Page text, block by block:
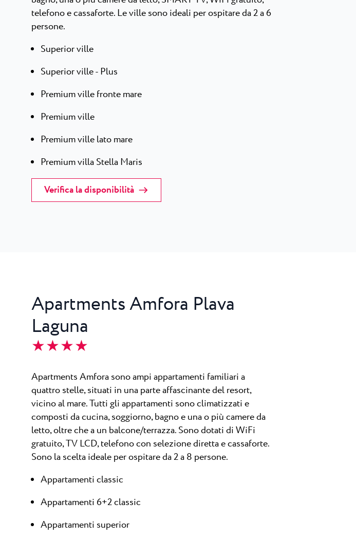
telefono e cassaforte. Le ville sono ideali per ospitare da 2 a 6
persone.
Superior ville
Superior ville - Plus
Premium ville fronte mare
Premium ville
Premium ville lato mare
Premium villa Stella Maris
Verifica la disponibilità
Apartments Amfora Plava
Laguna
★ ★ ★ ★
Apartments Amfora sono ampi appartamenti familiari a
quattro stelle, situati in una parte affascinante del resort,
vicino al mare. Tutti gli appartamenti sono climatizzati e
composti da cucina, soggiorno, bagno e una o più camere da
letto, oltre che a un balcone/terrazza.Sono dotati di WiFi
gratuito,TV LCD, telefono con selezione diretta e cassaforte.
Sono la scelta ideale per ospitare da 2 a 8 persone.
Appartamenti classic
Appartamenti 6+2 classic
Appartamenti superior